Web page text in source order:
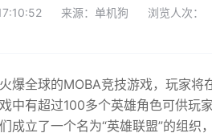
来源：单机狗 浏览人次：
爆全球的MOBA竞技游戏，玩家
中有超过100多个英雄角色可供玩
成立了一个名为“英雄联盟”的组